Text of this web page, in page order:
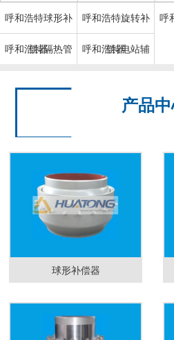
呼和浩特球形补
偿器
呼和浩特旋转补
偿器
呼
呼和浩特隔热管 呼和浩特电站辅
产品
球形补偿器